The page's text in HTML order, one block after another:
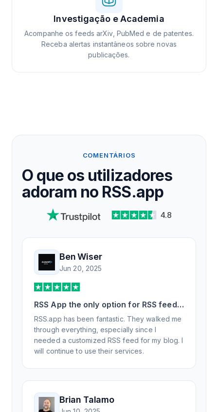
Investigação e Academia
Acompanhe os feeds arXiv, PubMed e de patentes.
Receba alertas instantâneos sobre novas
publicações.
COMENTÁRIOS
O que os utilizadores
adoram no RSS.app
4.8
Ben Wiser
Jun 20, 2025
RSS App the only option for RSS feed
generation
RSS.app has been fantastic. They walked me
through everything, especially since I
needed a customized RSS feed for my blog. I
will continue to use their services.
Brian Talamo